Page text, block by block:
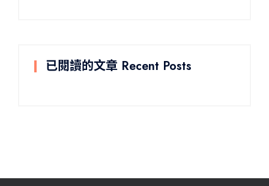
已閱讀的文章 Recent Posts